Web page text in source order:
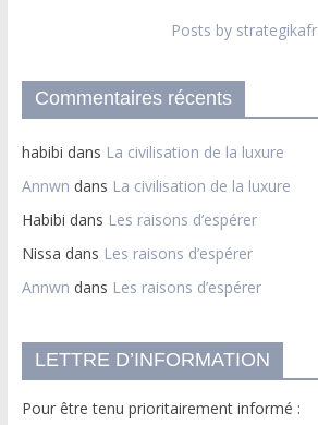
Posts by strategikafr
Commentaires récents
habibi dans La civilisation de la luxure
Annwn dans La civilisation de la luxure
Habibi dans Les raisons d’espérer
Nissa dans Les raisons d’espérer
Annwn dans Les raisons d’espérer
LETTRE D’INFORMATION
Pour être tenu prioritairement informé :